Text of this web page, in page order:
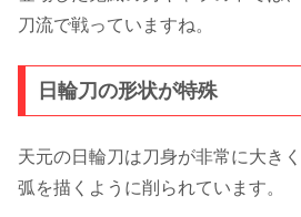
刀流で戦っていますね。
日輪刀の形状が特殊
天元の日輪刀は刀身が非常に大き
弧を描くように削られています。